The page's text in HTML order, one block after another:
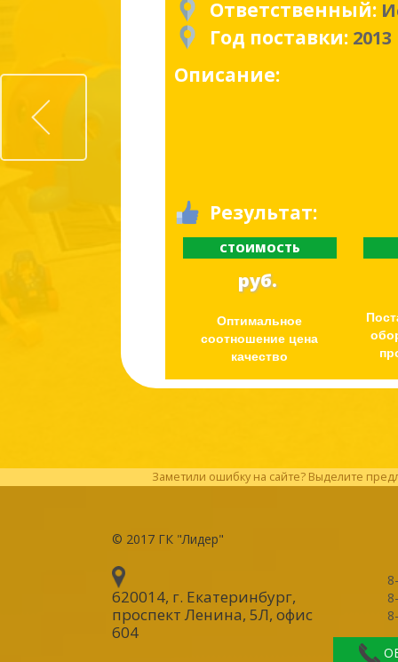
Ответственный:
Год поставки: 2013
Описание:
Результат:
СТОИМОСТЬ
руб.
Оптимальное
соотношение цена
качество
Заметили ошибку на сайте? Выделите
© 2017 ГК "Лидер"
620014, г. Екатеринбург,
проспект Ленина, 5Л, офис
604